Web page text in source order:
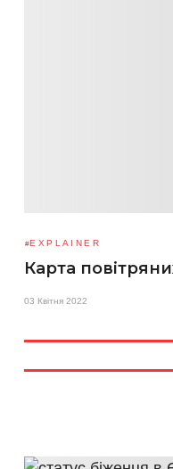
EXPLAINER
Карта
03 Квітня 2022